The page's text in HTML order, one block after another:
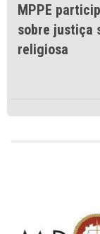
MPPE
sobre justiça
religiosa